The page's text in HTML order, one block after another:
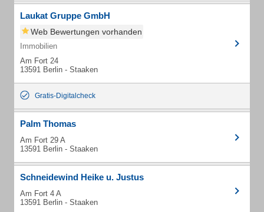
Laukat Gruppe GmbH
Web Bewertungen vorhanden
Immobilien
Am Fort 24
13591 Berlin - Staaken
Gratis-Digitalcheck
Palm Thomas
Am Fort 29 A
13591 Berlin - Staaken
Schneidewind Heike u. Justus
Am Fort 4 A
13591 Berlin - Staaken